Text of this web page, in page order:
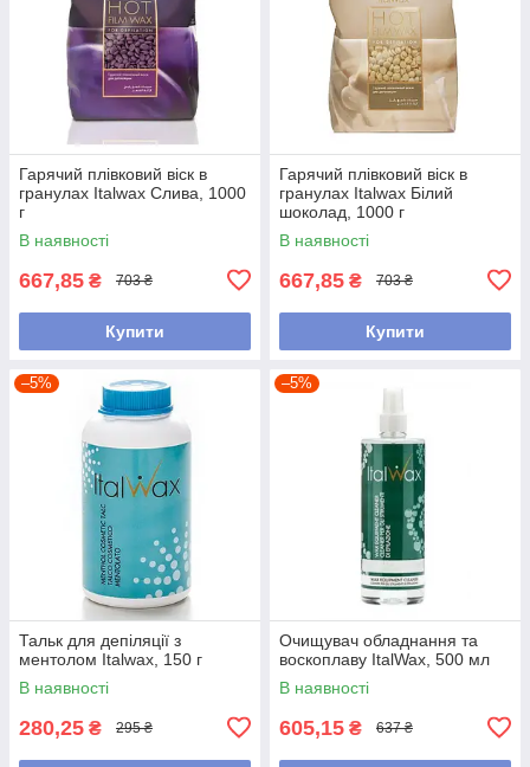
Гарячий плівковий віск в
гранулах Italwax Слива, 1000
г
В наявності
667,85 ₴ 703 ₴
Купити
Гарячий плівковий віск в
гранулах Italwax Білий
шоколад, 1000 г
В наявності
667,85 ₴ 703 ₴
Купити
–5%
Тальк для депіляції з
ментолом Italwax, 150 г
В наявності
280,25 ₴ 295 ₴
–5%
Очищувач обладнання та
воскоплаву ItalWax, 500 мл
В наявності
605,15 ₴ 637 ₴